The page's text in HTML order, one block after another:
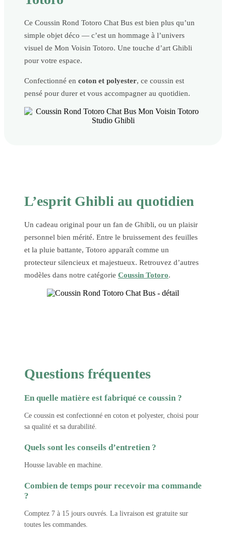
Ce Coussin Rond Totoro Chat Bus est bien plus qu’un
simple objet déco — c’est un hommage à l’univers
visuel de Mon Voisin Totoro. Une touche d’art Ghibli
pour votre espace.
Confectionné en coton et polyester, ce coussin est
pensé pour durer et vous accompagner au quotidien.
L’esprit Ghibli au quotidien
Un cadeau original pour un fan de Ghibli, ou un plaisir
personnel bien mérité. Entre le bruissement des feuilles
et la pluie battante, Totoro apparaît comme un
protecteur silencieux et majestueux. Retrouvez d’autres
modèles dans notre catégorie Coussin Totoro.
Questions fréquentes
En quelle matière est fabriqué ce coussin ?
Ce coussin est confectionné en coton et polyester, choisi pour
sa qualité et sa durabilité.
Quels sont les conseils d’entretien ?
Housse lavable en machine.
Combien de temps pour recevoir ma commande
?
Comptez 7 à 15 jours ouvrés. La livraison est gratuite sur
toutes les commandes.